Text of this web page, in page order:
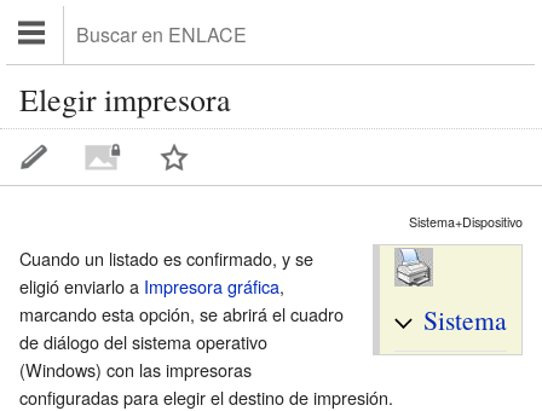
Elegir impresora
Sistema+Dispositivo
Sistema
Cuando un listado es confirmado, y se
eligió enviarlo a Impresora gráfica,
marcando esta opción, se abrirá el cuadro
de diálogo del sistema operativo
(Windows) con las impresoras
configuradas para elegir el destino de impresión.